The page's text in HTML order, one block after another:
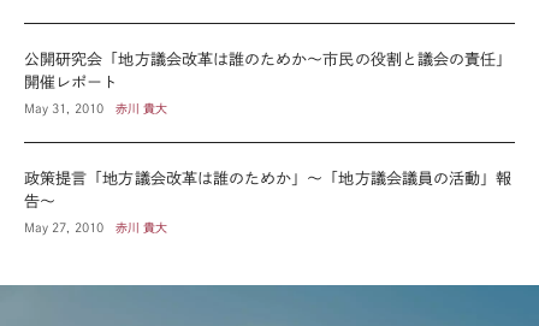
公開研究会「地方議会改革は誰のためか～市民の役割と議会の責任」
開催レポート
May 31, 2010 赤川 貴大
政策提言「地方議会改革は誰のためか」～「地方議会議員の活動」報
告～
May 27, 2010 赤川 貴大